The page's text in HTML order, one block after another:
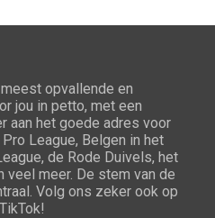
opvallende en
jou in petto, met een
aan het goede adres voor
League, Belgen in het
de Rode Duivels, het
veel meer. De stem van de
Volg ons zeker ook op